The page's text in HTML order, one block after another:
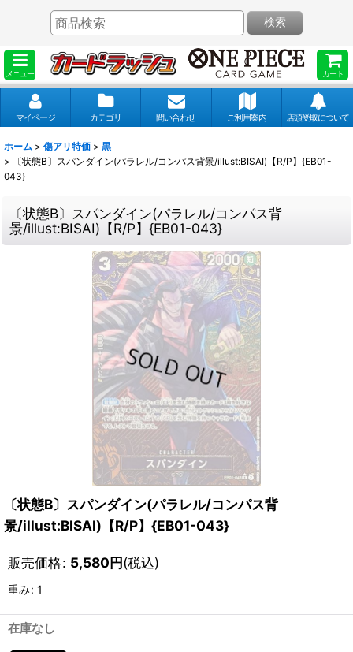
メニュー カート
検索
マイページ カテゴリ 問い合わせ ご利用案内 店頭受取について
ホーム > 傷アリ特価 > 黒
>
〔状態B〕スパンダイン(パラレル/コンパス背景/illust:BISAI)【R/P】{EB01-
043}
〔状態B〕スパンダイン(パラレル/コンパス背
景/illust:BISAI)【R/P】{EB01-043}
〔状態B〕スパンダイン(パラレル/コンパス背
景/illust:BISAI)【R/P】{EB01-043}
販売価格: 5,580円(税込)
重み: 1
在庫なし